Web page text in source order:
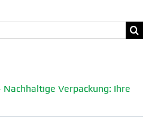
Nachhaltige Verpa­ckung: Ihre